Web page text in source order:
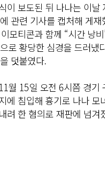
이 보도된 뒤 나나는 이날
관련 기사를 캡처해 게재
모티콘과 함께 “시간 낭
로 황당한 심경을 드러냈
덧붙였다.
월 15일 오전 6시쯤 경기
에 침입해 흉기로 나나 모
려 한 혐의로 재판에 넘겨